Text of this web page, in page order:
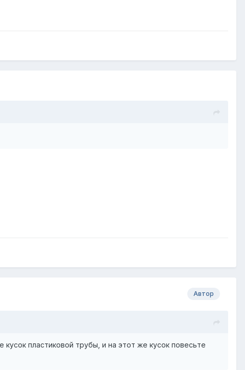
Автор
пластиковой трубы, и на этот же кусок повесьте